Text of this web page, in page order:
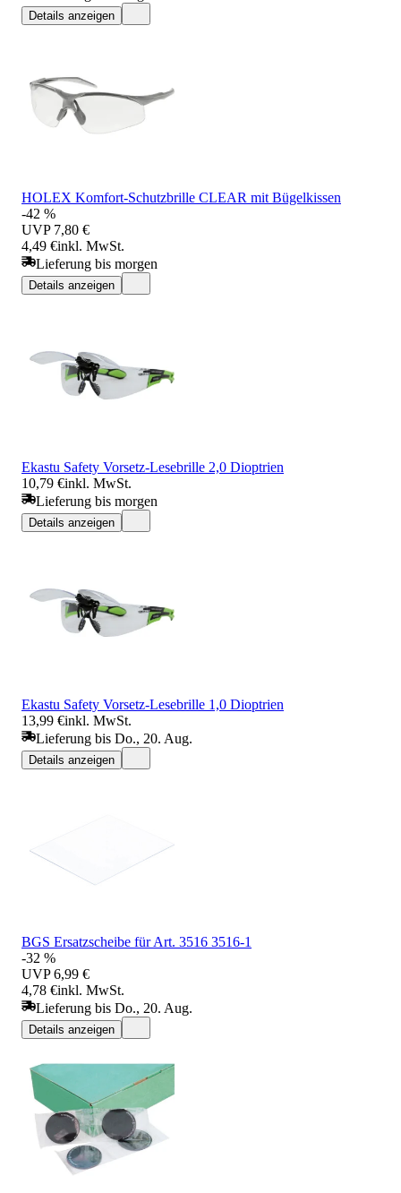
Details anzeigen
HOLEX Komfort-Schutzbrille CLEAR mit Bügelkissen
-42 %
UVP 7,80 €
4,49 €inkl. MwSt.
Lieferung bis morgen
Details anzeigen
Ekastu Safety Vorsetz-Lesebrille 2,0 Dioptrien
10,79 €inkl. MwSt.
Lieferung bis morgen
Details anzeigen
Ekastu Safety Vorsetz-Lesebrille 1,0 Dioptrien
13,99 €inkl. MwSt.
Lieferung bis Do., 20. Aug.
Details anzeigen
BGS Ersatzscheibe für Art. 3516 3516-1
-32 %
UVP 6,99 €
4,78 €inkl. MwSt.
Lieferung bis Do., 20. Aug.
Details anzeigen